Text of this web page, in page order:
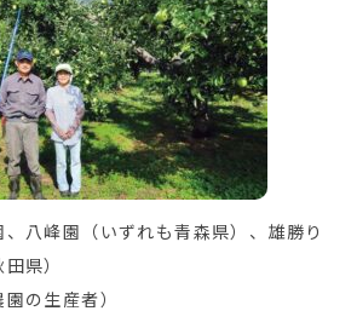
八峰園（いずれも青森県）、雄勝り
県）
の生産者）